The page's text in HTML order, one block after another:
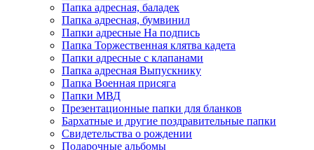
Папка адресная, баладек
Папка адресная, бумвинил
Папки адресные На подпись
Папка Торжественная клятва кадета
Папки адресные с клапанами
Папка адресная Выпускнику
Папка Военная присяга
Папки МВД
Презентационные папки для бланков
Бархатные и другие поздравительные папки
Свидетельства о рождении
Подарочные альбомы